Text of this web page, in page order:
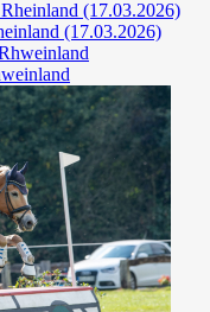
(17.03.2026)